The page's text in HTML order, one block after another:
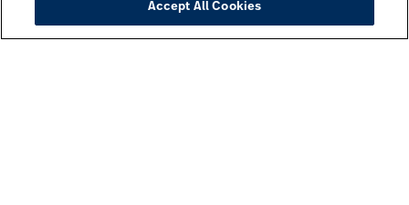
Accept All Cookies